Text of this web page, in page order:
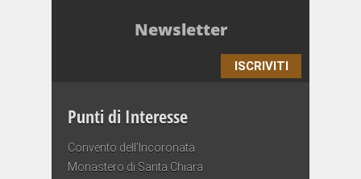
Newsletter
ISCRIVITI
Punti di Interesse
Convento dell’Incoronata
Monastero di Santa Chiara